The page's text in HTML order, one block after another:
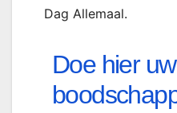
Dag Allemaal.
Doe hier uw